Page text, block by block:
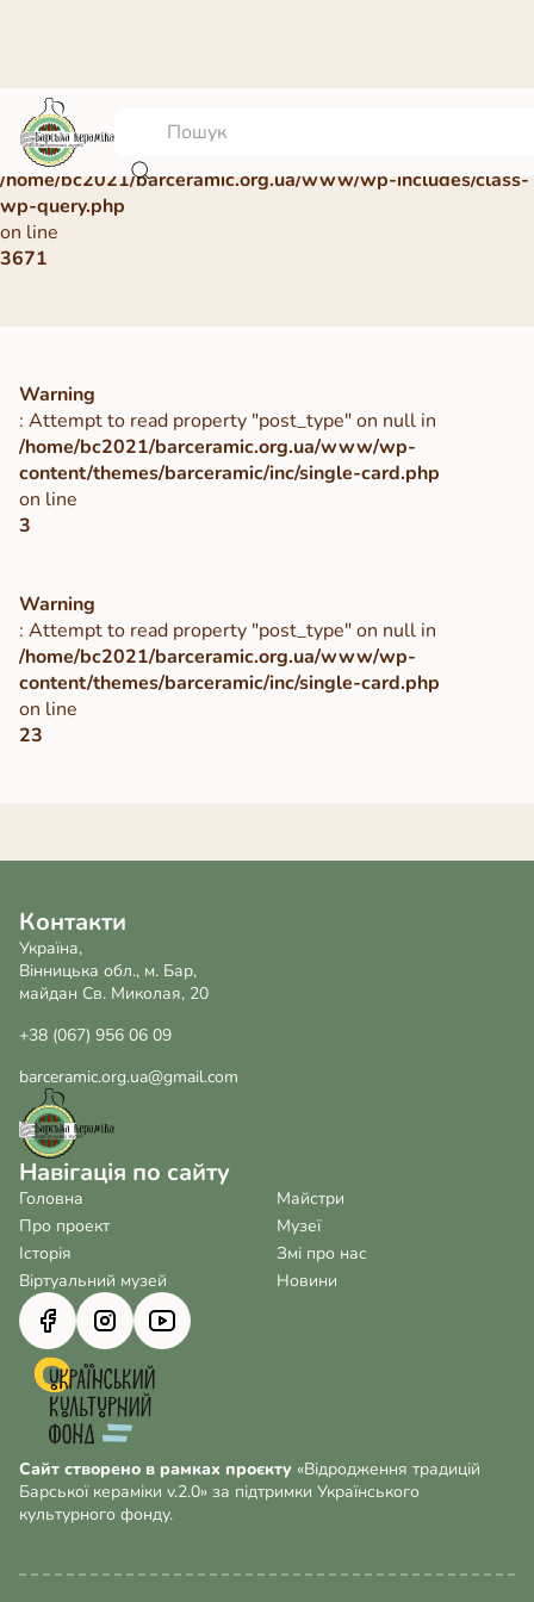
Warning
: Undefined array key 0 in
/home/bc2021/barceramic.org.ua/www/wp-includes/class-
wp-query.php
on line
3671
Warning
: Attempt to read property "post_type" on null in
/home/bc2021/barceramic.org.ua/www/wp-
content/themes/barceramic/inc/single-card.php
on line
3
Warning
: Attempt to read property "post_type" on null in
/home/bc2021/barceramic.org.ua/www/wp-
content/themes/barceramic/inc/single-card.php
on line
23
Контакти
Україна,
Вінницька обл., м. Бар,
майдан Св. Миколая, 20
+38 (067) 956 06 09
barceramic.org.ua@gmail.com
Навігація по сайту
Головна
Про проект
Історія
Віртуальний музей
Майстри
Музеї
Змі про нас
Новини
Сайт створено в рамках проєкту «Відродження традицій
Барської кераміки v.2.0» за підтримки Українського
культурного фонду.